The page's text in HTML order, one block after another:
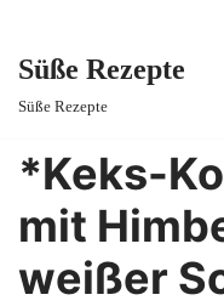
content
Süße Rezepte
Süße Rezepte
*Keks-
mit
weißer